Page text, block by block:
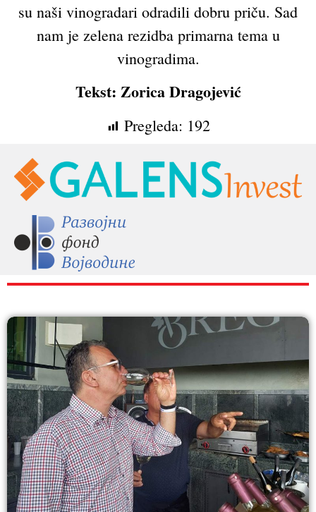
su naši vinogradari odradili dobru priču. Sad
nam je zelena rezidba primarna tema u
vinogradima.
Tekst: Zorica Dragojević
Pregleda: 192
RAZNO